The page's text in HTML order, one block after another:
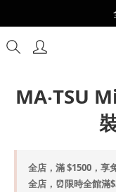
加入官
MA‧TSU
全店，滿 $1500，享
全店，⏰限時全館滿